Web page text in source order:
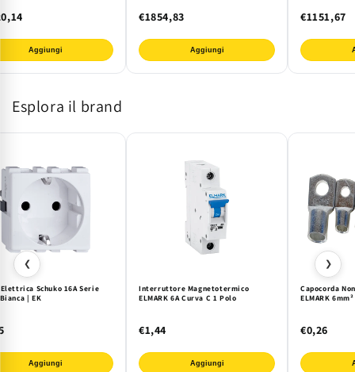
Aggiungi
€1854,83
Aggiungi
€1151,67
Esplora il brand
❮
Schuko 16A Serie
| EK
Aggiungi
Interruttore Magnetotermico
ELMARK 6A Curva C 1 Polo
€1,44
Aggiungi
Capocorda
ELMARK
€0,26
❯